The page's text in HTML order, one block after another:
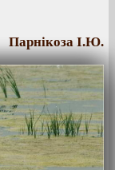
Парнікоза І.Ю.